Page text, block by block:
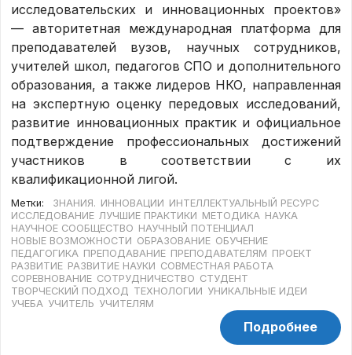
исследовательских и инновационных проектов»
— авторитетная международная платформа для
преподавателей вузов, научных сотрудников,
учителей школ, педагогов СПО и дополнительного
образования, а также лидеров НКО, направленная
на экспертную оценку передовых исследований,
развитие инновационных практик и официальное
подтверждение профессиональных достижений
участников в соответствии с их
квалификационной лигой.
Метки: ЗНАНИЯ. ИННОВАЦИИ ИНТЕЛЛЕКТУАЛЬНЫЙ РЕСУРС
ИССЛЕДОВАНИЕ ЛУЧШИЕ ПРАКТИКИ МЕТОДИКА НАУКА
НАУЧНОЕ СООБЩЕСТВО НАУЧНЫЙ ПОТЕНЦИАЛ
НОВЫЕ ВОЗМОЖНОСТИ ОБРАЗОВАНИЕ ОБУЧЕНИЕ
ПЕДАГОГИКА ПРЕПОДАВАНИЕ ПРЕПОДАВАТЕЛЯМ ПРОЕКТ
РАЗВИТИЕ РАЗВИТИЕ НАУКИ СОВМЕСТНАЯ РАБОТА
СОРЕВНОВАНИЕ СОТРУДНИЧЕСТВО СТУДЕНТ
ТВОРЧЕСКИЙ ПОДХОД ТЕХНОЛОГИИ УНИКАЛЬНЫЕ ИДЕИ
УЧЕБА УЧИТЕЛЬ УЧИТЕЛЯМ
Подробнее